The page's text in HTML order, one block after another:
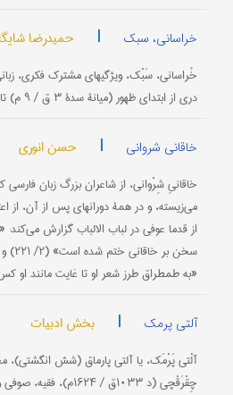
خراسانی، سبک | حمیدرضا
خُراسانی، سَبْک، ویژگیهای مشترک فکری،
دری از ابتدای ظهور (میانۀ سدۀ ۳ ق / ۹ م) تا پایان سدۀ ۵ ق / ۱۱ م.
خاقانی شروانی | حسن انوری
می‌زیسته، و در همۀ دورانهای پس از آن، از
از قدما عوفی در لباب ‌الالباب گزارش
سخن
«به طمطراق طرز شعر او تا غایت مانند او
آلتی پرمک | بخش ادبیات
آلْتی پَرْمَک، یا آلتی پارماق (شش